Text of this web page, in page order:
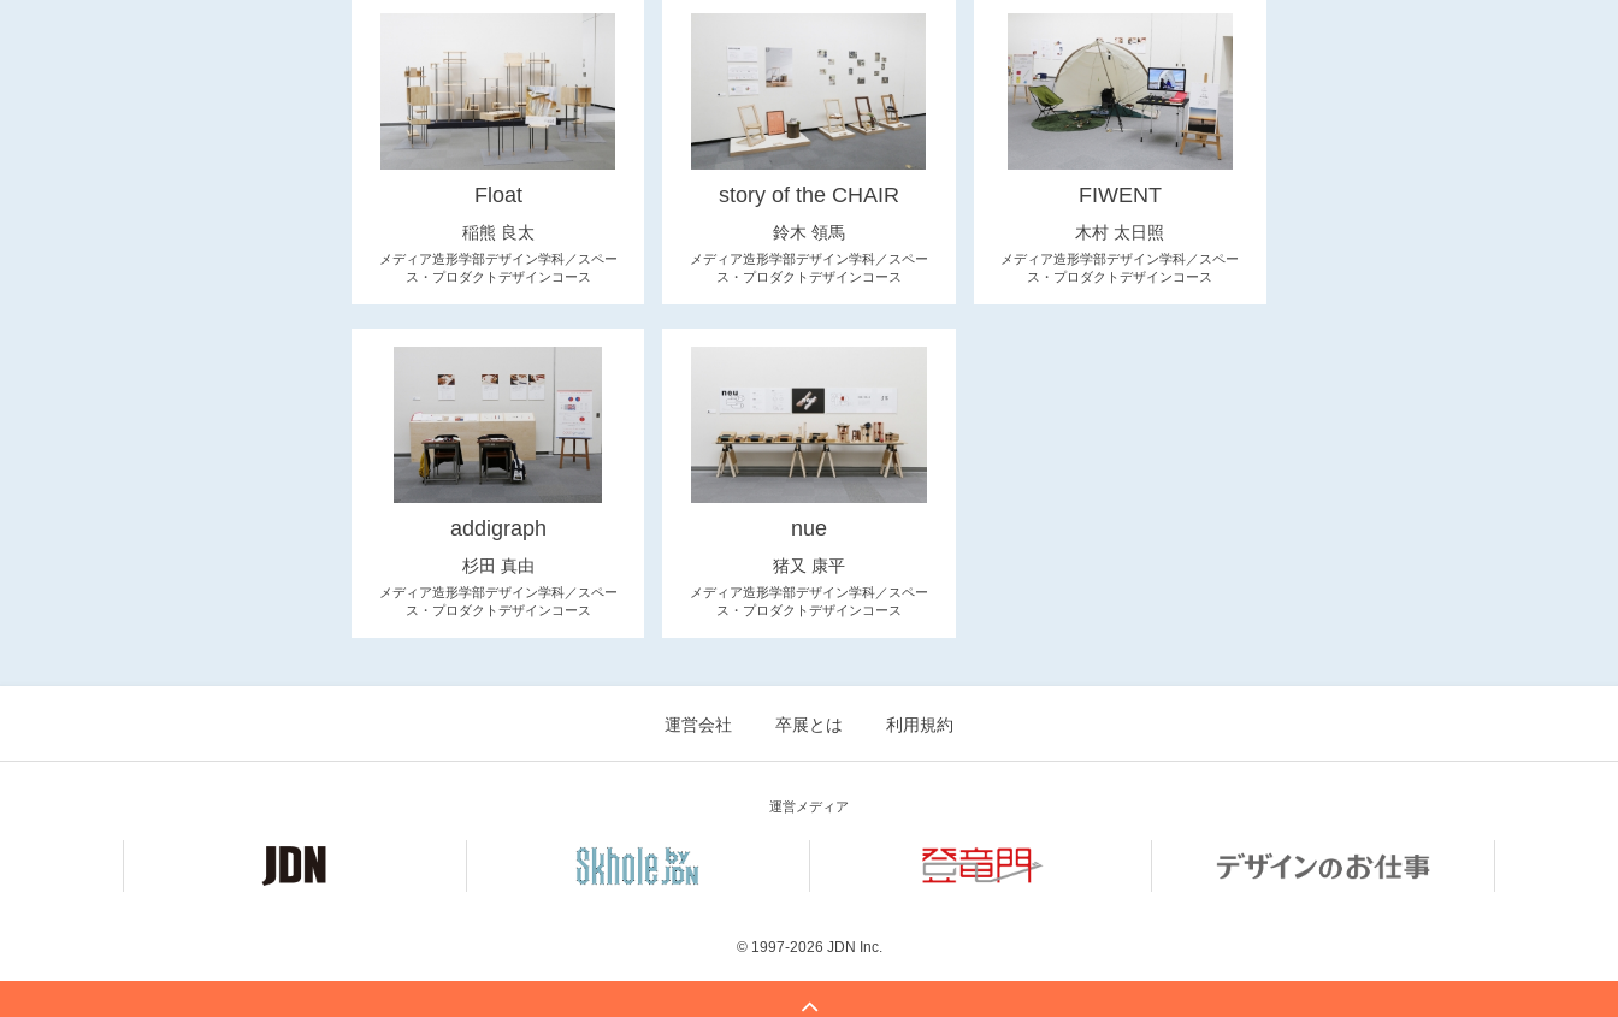
Float
稲熊 良太
メディア造形学部デザイン学科／スペー
ス・プロダクトデザインコース
story of the CHAIR
鈴木 領馬
メディア造形学部デザイン学科／スペー
ス・プロダクトデザインコース
FIWENT
木村 太日照
メディア造形学部デザイン学科／スペー
ス・プロダクトデザインコース
addigraph
杉田 真由
メディア造形学部デザイン学科／スペー
ス・プロダクトデザインコース
nue
猪又 康平
メディア造形学部デザイン学科／スペー
ス・プロダクトデザインコース
運営会社 卒展とは 利用規約
運営メディア
© 1997-2026 JDN Inc.